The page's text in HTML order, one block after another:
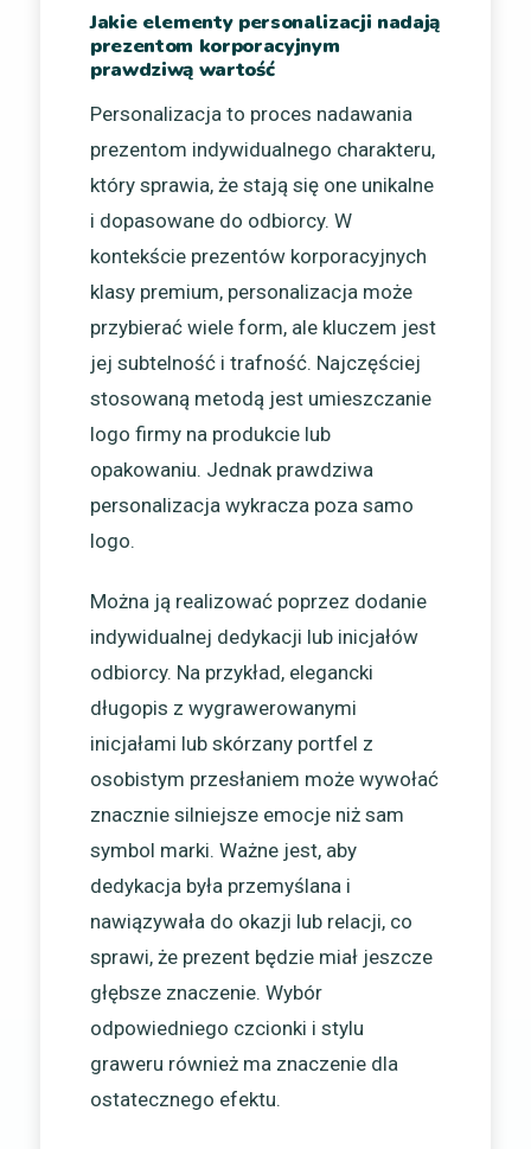
Jakie elementy personalizacji nadają
prezentom korporacyjnym
prawdziwą wartość
Personalizacja to proces nadawania
prezentom indywidualnego charakteru,
który sprawia, że stają się one unikalne
i dopasowane do odbiorcy. W
kontekście prezentów korporacyjnych
klasy premium, personalizacja może
przybierać wiele form, ale kluczem jest
jej subtelność i trafność. Najczęściej
stosowaną metodą jest umieszczanie
logo firmy na produkcie lub
opakowaniu. Jednak prawdziwa
personalizacja wykracza poza samo
logo.
Można ją realizować poprzez dodanie
indywidualnej dedykacji lub inicjałów
odbiorcy. Na przykład, elegancki
długopis z wygrawerowanymi
inicjałami lub skórzany portfel z
osobistym przesłaniem może wywołać
znacznie silniejsze emocje niż sam
symbol marki. Ważne jest, aby
dedykacja była przemyślana i
nawiązywała do okazji lub relacji, co
sprawi, że prezent będzie miał jeszcze
głębsze znaczenie. Wybór
odpowiedniego czcionki i stylu
graweru również ma znaczenie dla
ostatecznego efektu.